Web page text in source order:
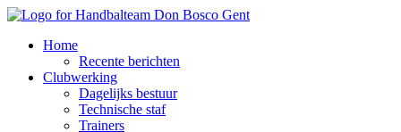
Home
Recente berichten
Clubwerking
Dagelijks bestuur
Technische staf
Trainers